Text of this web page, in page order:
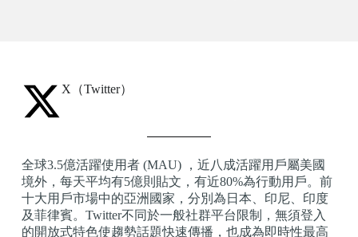
X（Twitter）
全球3.5億活躍使用者 (MAU) ，近八成活躍用戶屬美國
境外，每天平均有5億則貼文，有近80%為行動用戶。前
十大用戶市場中的亞洲國家，分別為日本、印尼、印度
及菲律賓。Twitter不同於一般社群平台限制，無須登入
的開放式特色使趨勢話題快速傳播，也成為即時性最高